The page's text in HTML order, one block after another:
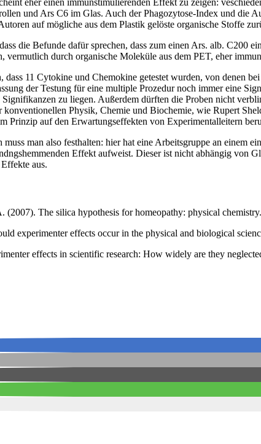
eher einen immunstimulierenden Effekt zu zeigen:
und Ars C6 im Glas. Auch der Phagozytose-Index und die
auf mögliche aus dem Plastik gelöste organische Stoffe
die Befunde dafür sprechen, dass zum einen Ars. alb. C200
vermutlich durch organische Moleküle aus dem PET, eher
dass 11 Cytokine und Chemokine getestet wurden, von denen
der Testung für eine multiple Prozedur noch immer eine
zu liegen. Außerdem dürften die Proben nicht
konventionellen Physik, Chemie und Biochemie, wie Rupert
Prinzip auf den Erwartungseffekten von Experimentalleitern
muss man also festhalten: hier hat eine Arbeitsgruppe an
Effekt aufweist. Dieser ist nicht abhängig von
aus.
The silica hypothesis for homeopathy: physical chemistry.
experimenter effects occur in the physical and biological
effects in scientific research: How widely are they